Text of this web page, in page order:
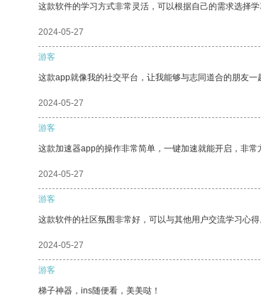
这款软件的学习方式非常灵活，可以根据自己的需求选择学
2024-05-27
游客
这款app就像我的社交平台，让我能够与志同道合的朋友一
2024-05-27
游客
这款加速器app的操作非常简单，一键加速就能开启，非常
2024-05-27
游客
这款软件的社区氛围非常好，可以与其他用户交流学习心得
2024-05-27
游客
梯子神器，ins随便看，美美哒！